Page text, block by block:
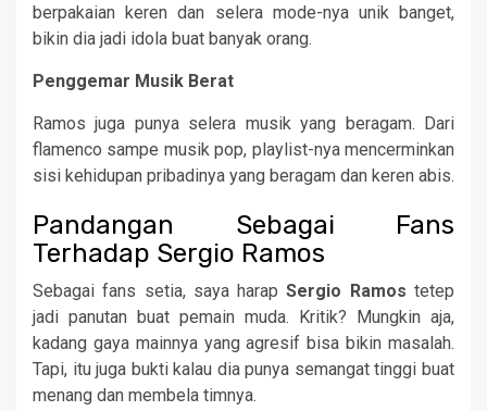
berpakaian keren dan selera mode-nya unik banget,
bikin dia jadi idola buat banyak orang.
Penggemar Musik Berat
Ramos juga punya selera musik yang beragam. Dari
flamenco sampe musik pop, playlist-nya mencerminkan
sisi kehidupan pribadinya yang beragam dan keren abis.
Pandangan Sebagai Fans
Terhadap Sergio Ramos
Sebagai fans setia, saya harapSergio Ramos tetep
jadi panutan buat pemain muda. Kritik? Mungkin aja,
kadang gaya mainnya yang agresif bisa bikin masalah.
Tapi, itu juga bukti kalau dia punya semangat tinggi buat
menang dan membela timnya.